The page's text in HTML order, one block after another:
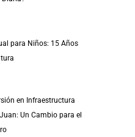
para Niños: 15 Años
en Infraestructura
Un Cambio para el